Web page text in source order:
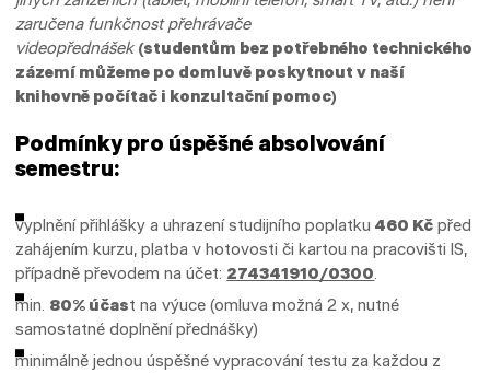
zaručena funkčnost přehrávače
videopřednášek (studentům bez potřebného technického
zázemí můžeme po domluvě poskytnout v naší
knihovně počítač i konzultační pomoc)
Podmínky pro úspěšné absolvování
semestru:
vyplnění přihlášky a uhrazení studijního poplatku 460 Kč před
zahájením kurzu, platba v hotovosti či kartou na pracovišti IS,
případně převodem na účet:274341910/0300.
min. 80% účast na výuce (omluva možná 2 x, nutné
samostatné doplnění přednášky)
minimálně jednou úspěšné vypracování testu za každou z